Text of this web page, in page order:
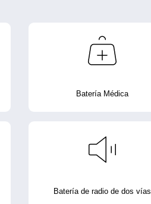
Batería Médica
Batería de radio de dos vías